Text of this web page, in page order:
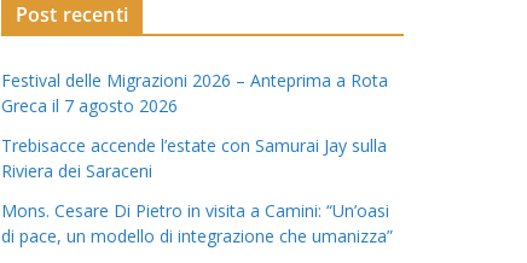
Post recenti
Festival delle Migrazioni 2026 – Anteprima a Rota
Greca il 7 agosto 2026
Trebisacce accende l’estate con Samurai Jay sulla
Riviera dei Saraceni
Mons. Cesare Di Pietro in visita a Camini: “Un’oasi
di pace, un modello di integrazione che umanizza”